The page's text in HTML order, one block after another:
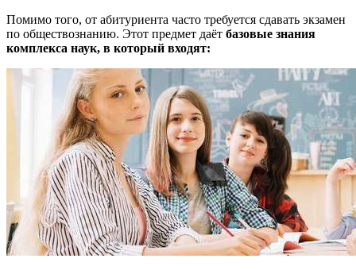
Помимо того, от абитуриента часто требуется сдавать экзамен
по обществознанию. Этот предмет даёт базовые знания
комплекса наук, в который входят: